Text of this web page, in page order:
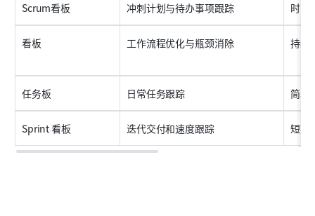
Scrum看板 冲刺计划与待办事项跟踪 时间
看板 工作流程优化与瓶颈消除 持续
任务板 日常任务跟踪 简单
Sprint 看板 迭代交付和速度跟踪 短期